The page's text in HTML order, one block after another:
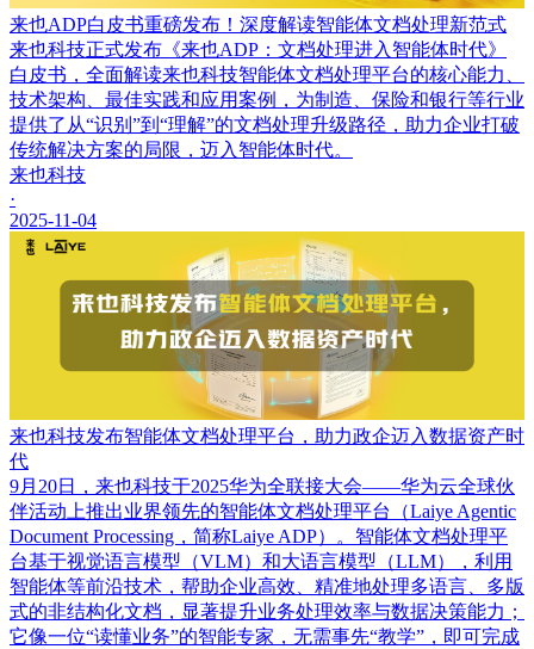
来也ADP白皮书重磅发布！深度解读智能体文档处理新范式
来也科技正式发布《来也ADP：文档处理进入智能体时代》
白皮书，全面解读来也科技智能体文档处理平台的核心能力、
技术架构、最佳实践和应用案例，为制造、保险和银行等行业
提供了从“识别”到“理解”的文档处理升级路径，助力企业打破
传统解决方案的局限，迈入智能体时代。
来也科技
·
2025-11-04
来也科技发布智能体文档处理平台，助力政企迈入数据资产时
代
9月20日，来也科技于2025华为全联接大会——华为云全球伙
伴活动上推出业界领先的智能体文档处理平台（Laiye Agentic
Document Processing，简称Laiye ADP）。智能体文档处理平
台基于视觉语言模型（VLM）和大语言模型（LLM），利用
智能体等前沿技术，帮助企业高效、精准地处理多语言、多版
式的非结构化文档，显著提升业务处理效率与数据决策能力；
它像一位“读懂业务”的智能专家，无需事先“教学”，即可完成